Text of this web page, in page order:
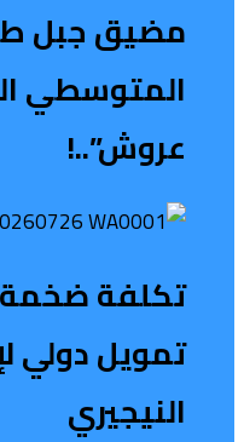
مضيق جبل
المتوسطي
عروش”..!
تكلفة
تمويل دولي
النيجيري